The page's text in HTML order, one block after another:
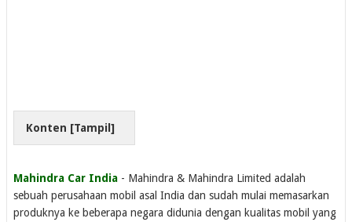
Konten [Tampil]
Mahindra Car India - Mahindra & Mahindra Limited adalah
sebuah perusahaan mobil asal India dan sudah mulai memasarkan
produknya ke beberapa negara didunia dengan kualitas mobil yang